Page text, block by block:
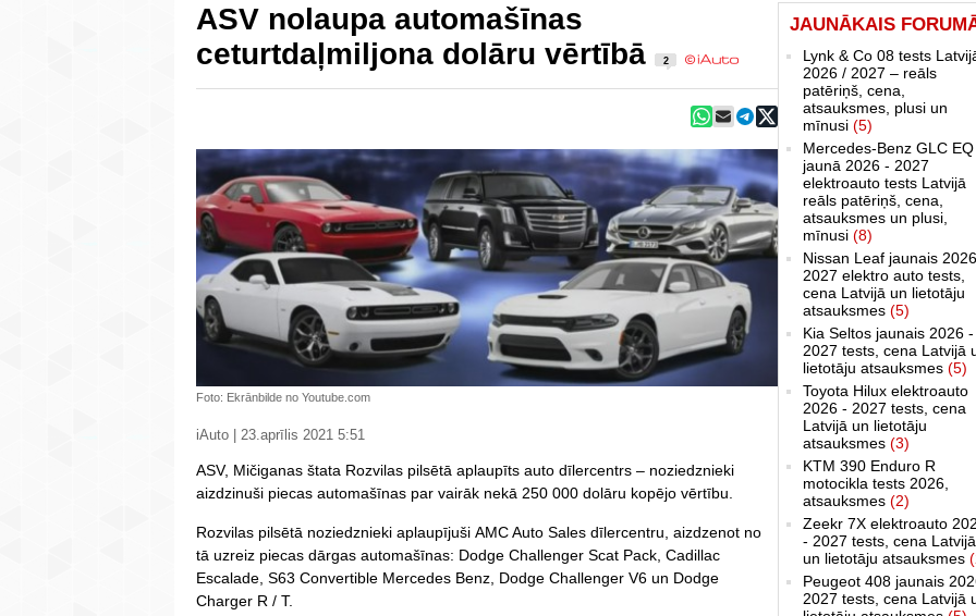
ASV nolaupa automašīnas
ceturtdaļmiljona dolāru vērtībā
2
Foto: Ekrānbilde no Youtube.com
iAuto | 23.aprīlis 2021 5:51
ASV, Mičiganas štata Rozvilas pilsētā aplaupīts auto dīlercentrs – noziedznieki
aizdzinuši piecas automašīnas par vairāk nekā 250 000 dolāru kopējo vērtību.
Rozvilas pilsētā noziedznieki aplaupījuši AMC Auto Sales dīlercentru, aizdzenot no
tā uzreiz piecas dārgas automašīnas: Dodge Challenger Scat Pack, Cadillac
Escalade, S63 Convertible Mercedes Benz, Dodge Challenger V6 un Dodge
Charger R / T.
JAUNĀKAIS
Lynk & Co 08 tests
2026 / 2027 – reāls
patēriņš, cena,
atsauksmes, plusi un
mīnusi (5)
Mercedes-Benz GLC EQ
jaunā 2026 - 2027
elektroauto tests Latvijā
reāls patēriņš, cena,
atsauksmes un plusi,
mīnusi (8)
Nissan Leaf jaunais
2027 elektro auto tests,
cena Latvijā un lietotāju
atsauksmes (5)
Kia Seltos jaunais 2026 -
2027 tests, cena Latvijā
lietotāju atsauksmes (5)
Toyota Hilux elektroauto
2026 - 2027 tests, cena
Latvijā un lietotāju
atsauksmes (3)
KTM 390 Enduro R
motocikla tests 2026,
atsauksmes (2)
Zeekr 7X elektroauto
- 2027 tests, cena Latvijā
un lietotāju atsauksmes
Peugeot 408 jaunais
2027 tests, cena Latvijā